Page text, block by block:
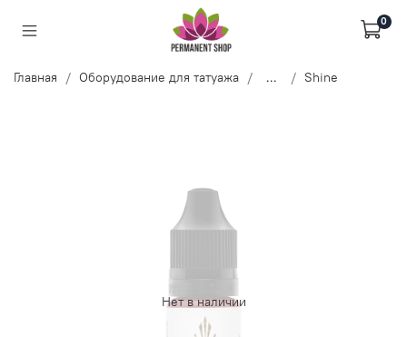
0
Главная Оборудование для татуажа ... Shine
Нет в наличии